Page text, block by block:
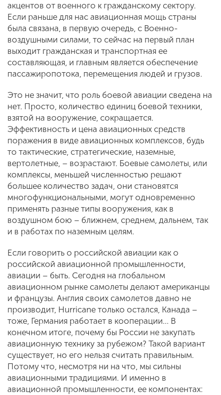
акцентов от военного к гражданскому сектору.
Если раньше для нас авиационная мощь страны
была связана, в первую очередь, с Военно-
воздушными силами, то сейчас на первый план
выходит гражданская и транспортная ее
составляющая, и главным является обеспечение
пассажиропотока, перемещения людей и грузов.
Это не значит, что роль боевой авиации сведена на
нет. Просто, количество единиц боевой техники,
взятой на вооружение, сокращается.
Эффективность и цена авиационных средств
поражения в виде авиационных комплексов, будь
то тактические, стратегические, наземные,
вертолетные, – возрастают. Боевые самолеты, или
комплексы, меньшей численностью решают
большее количество задач, они становятся
многофункциональными, могут одновременно
применять разные типы вооружения, как в
воздушном бою – ближнем, среднем, дальнем, так
и в работах по наземным целям.
Если говорить о российской авиации как о
российской авиационной промышленности,
авиации – быть. Сегодня на глобальном
авиационном рынке самолеты делают американцы
и французы. Англия своих самолетов давно не
производит, Hurricane только остался, Канада –
тоже, Германия работает в кооперации… В
конечном итоге, почему бы России не закупать
авиационную технику за рубежом? Такой вариант
существует, но его нельзя считать правильным.
Потому что, несмотря ни на что, мы сильны
авиационными традициями. И именно в
авиационной промышленности, ее компонентах: